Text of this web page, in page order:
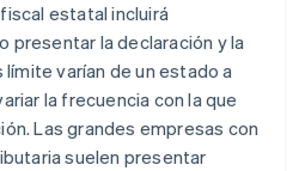
estatal incluirá
presentar la declaración y la
varían de un estado a
la frecuencia con la que
Las grandes empresas con
suelen presentar